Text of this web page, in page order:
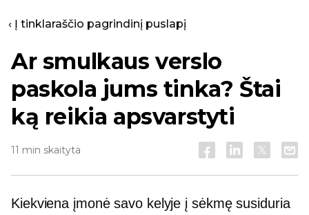
‹ Į tinklaraščio pagrindinį puslapį
Ar smulkaus verslo
paskola jums tinka? Štai
ką reikia apsvarstyti
11 min skaityta
Kiekviena įmonė savo kelyje į sėkmę susiduria